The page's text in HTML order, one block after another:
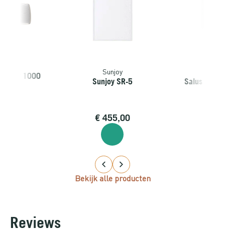
1000
Sunjoy
Sunjoy SR-5
€455,00
Salus
Bekijk alle producten
Reviews